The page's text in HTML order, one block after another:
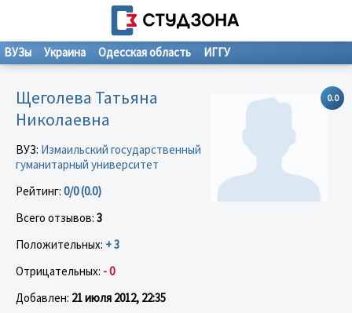
ВУЗы Украина Одесская область ИГГУ
0.0
Щеголева Татьяна
Николаевна
ВУЗ: Измаильский государственный
гуманитарный университет
Рейтинг: 0/0 (0.0)
Всего отзывов: 3
Положительных: + 3
Отрицательных: - 0
Добавлен: 21 июля 2012, 22:35